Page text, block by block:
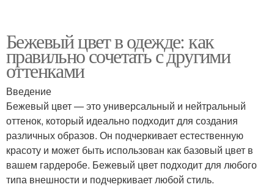
Бежевый цвет в одежде: как
правильно сочетать с другими
оттенками
Введение
Бежевый цвет — это универсальный и нейтральный
оттенок, который идеально подходит для создания
различных образов. Он подчеркивает естественную
красоту и может быть использован как базовый цвет в
вашем гардеробе. Бежевый цвет подходит для любого
типа внешности и подчеркивает любой стиль.